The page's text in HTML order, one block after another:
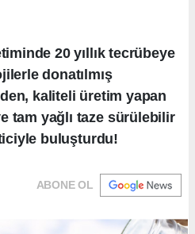
20 yıllık tecrübeye
donatılmış
kaliteli üretim yapan
tam yağlı taze sürülebilir
buluşturdu!
ABONE OL